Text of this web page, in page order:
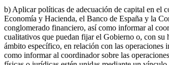
b) Aplicar políticas de adecuación de capital en el
Economía y Hacienda, el Banco de España y la
conglomerado financiero, así como informar al
cualitativos que puedan fijar el Gobierno o, con
ámbito específico, en relación con las operaciones
como informar al coordinador sobre las